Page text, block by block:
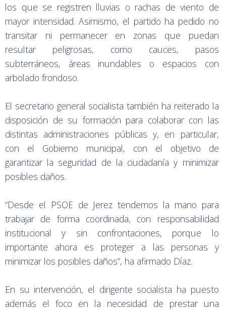
los que se registren lluvias o rachas de viento de
mayor intensidad. Asimismo, el partido ha pedido no
transitar ni permanecer en zonas que puedan
resultar peligrosas, como cauces, pasos
subterráneos, áreas inundables o espacios con
arbolado frondoso.
El secretario general socialista también ha reiterado la
disposición de su formación para colaborar con las
distintas administraciones públicas y, en particular,
con el Gobierno municipal, con el objetivo de
garantizar la seguridad de la ciudadanía y minimizar
posibles daños.
“Desde el PSOE de Jerez tendemos la mano para
trabajar de forma coordinada, con responsabilidad
institucional y sin confrontaciones, porque lo
importante ahora es proteger a las personas y
minimizar los posibles daños”, ha afirmado Díaz.
En su intervención, el dirigente socialista ha puesto
además el foco en la necesidad de prestar una